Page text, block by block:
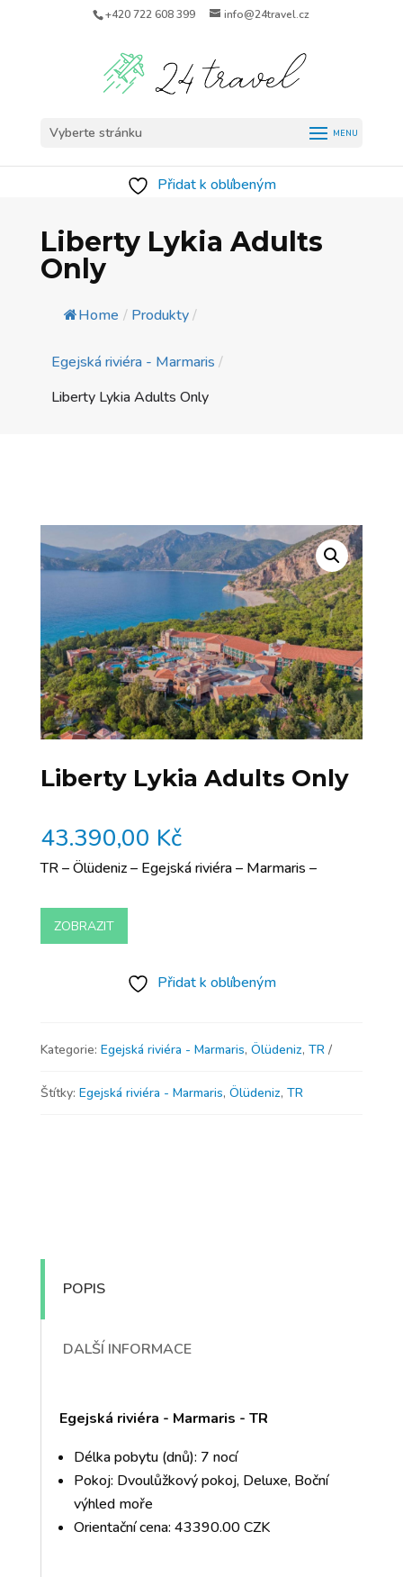
+420 722 608 399 info@24travel.cz
Vyberte stránku
Přidat k oblíbeným
Liberty Lykia Adults
Only
Home / Produkty/
Egejská riviéra - Marmaris /
Liberty Lykia Adults Only
Liberty Lykia Adults Only
43.390,00 Kč
TR – Ölüdeniz – Egejská riviéra – Marmaris –
ZOBRAZIT
Přidat k oblíbeným
Kategorie: Egejská riviéra - Marmaris, Ölüdeniz, TR
Štítky: Egejská riviéra - Marmaris, Ölüdeniz, TR
POPIS
DALŠÍ INFORMACE
Egejská riviéra - Marmaris - TR
Délka pobytu (dnů): 7 nocí
Pokoj: Dvoulůžkový pokoj, Deluxe, Boční
výhled moře
Orientační cena: 43390.00 CZK